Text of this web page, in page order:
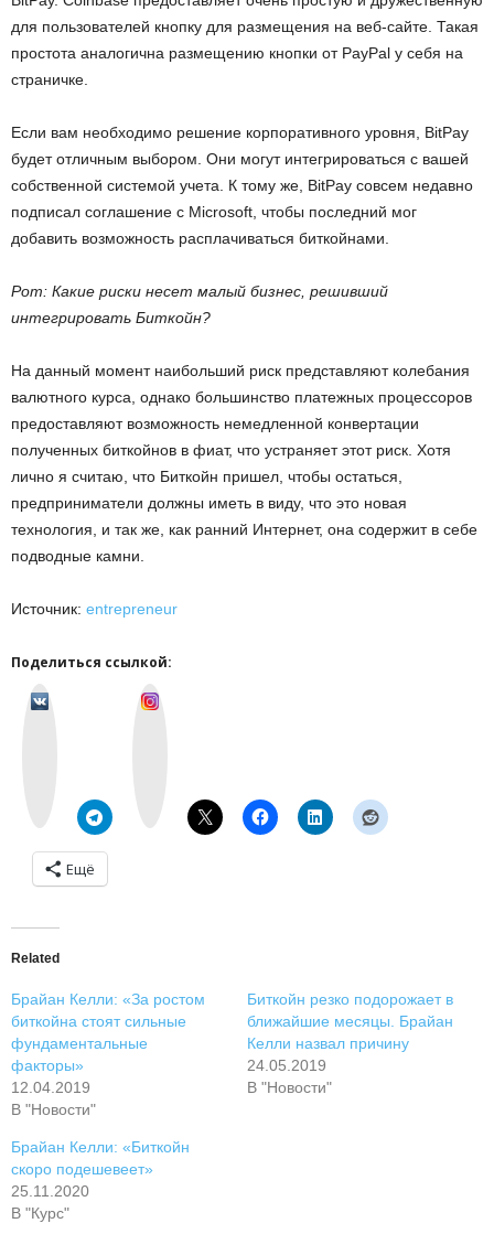
для пользователей кнопку для размещения на веб-сайте. Такая
простота аналогична размещению кнопки от PayPal у себя на
страничке.
Если вам необходимо решение корпоративного уровня, BitPay
будет отличным выбором. Они могут интегрироваться с вашей
собственной системой учета. К тому же, BitPay совсем недавно
подписал соглашение с Microsoft, чтобы последний мог
добавить возможность расплачиваться биткойнами.
Рот: Какие риски несет малый бизнес, решивший
интегрировать Биткойн?
На данный момент наибольший риск представляют колебания
валютного курса, однако большинство платежных процессоров
предоставляют возможность немедленной конвертации
полученных биткойнов в фиат, что устраняет этот риск. Хотя
лично я считаю, что Биткойн пришел, чтобы остаться,
предприниматели должны иметь в виду, что это новая
технология, и так же, как ранний Интернет, она содержит в себе
подводные камни.
Источник: entrepreneur
Поделиться ссылкой:
Ещё
Related
Брайан Келли: «За ростом
биткойна стоят сильные
фундаментальные
факторы»
12.04.2019
В "Новости"
Биткойн резко подорожает в
ближайшие месяцы. Брайан
Келли назвал причину
24.05.2019
В "Новости"
Брайан Келли: «Биткойн
скоро подешевеет»
25.11.2020
В "Курс"